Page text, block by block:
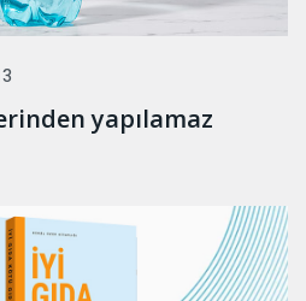
yapılamaz